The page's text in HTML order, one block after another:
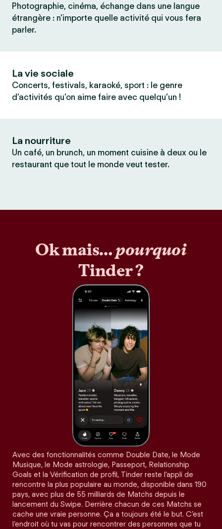
Photographie, cinéma, échange dans une langue
étrangère : n’importe quelle activité qui vous fera
parler.
La vie sociale
Concerts, festivals, karaoké, sport : le genre
d’activités qu’on aime faire avec quelqu’un !
La nourriture
Un café, un brunch, un moment cuisine à deux ou le
restaurant que tout le monde veut tester.
Ok mais…pourquoi
Tinder ?
Avec des fonctionnalités comme Double Date, le Mode
Musique, le Mode astrologie, Passeport, Relationship
Goals et la Vérification de profil, Tinder reste l'appli de
rencontre la plus populaire au monde, disponible dans 190
pays, avec plus de 55 milliards de Matchs depuis le
lancement du Swipe. Derrière chacun de ces Matchs se
cache une vraie personne. Ça a toujours été le but. C’est
l’endroit où tu vas pour rencontrer des personnes que tu